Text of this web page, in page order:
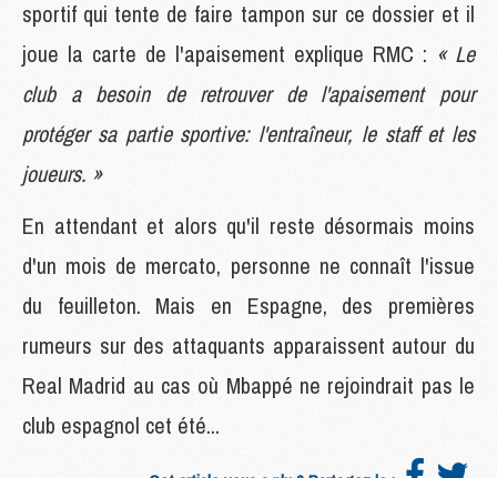
sportif qui tente de faire tampon sur ce dossier et il
joue la carte de l'apaisement explique RMC : « Le
club a besoin de retrouver de l'apaisement pour
protéger sa partie sportive: l'entraîneur, le staff et les
joueurs. »
En attendant et alors qu'il reste désormais moins
d'un mois de mercato, personne ne connaît l'issue
du feuilleton. Mais en Espagne, des premières
rumeurs sur des attaquants apparaissent autour du
Real Madrid au cas où Mbappé ne rejoindrait pas le
club espagnol cet été...